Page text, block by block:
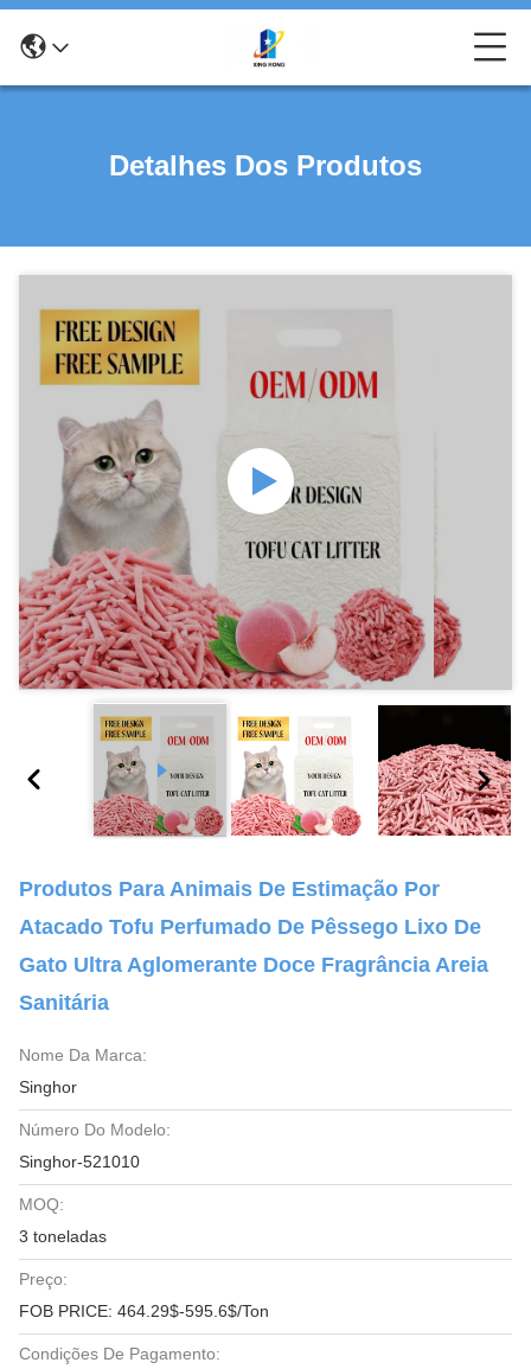
Detalhes Dos Produtos
Produtos Para Animais De Estimação Por
Atacado Tofu Perfumado De Pêssego Lixo De
Gato Ultra Aglomerante Doce Fragrância Areia
Sanitária
Nome Da Marca:
Singhor
Número Do Modelo:
Singhor-521010
MOQ:
3 toneladas
Preço:
FOB PRICE: 464.29$-595.6$/Ton
Condições De Pagamento: